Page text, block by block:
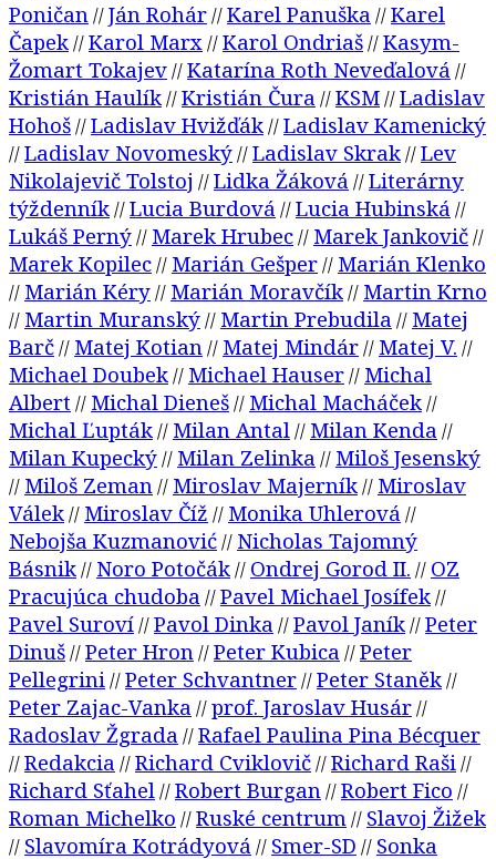
Poničan//Ján Rohár//Karel Panuška //Karel
Čapek//Karol Marx//Karol Ondriaš//Kasym-
Žomart Tokajev//Katarína Roth Neveďalová //
Kristián Haulík//Kristián Čura //KSM//Ladislav
Hohoš//Ladislav Hvižďák//Ladislav Kamenický
//Ladislav Novomeský//Ladislav Skrak//Lev
Nikolajevič Tolstoj //Lidka Žáková //Literárny
týždenník//Lucia Burdová //Lucia Hubinská //
Lukáš Perný// Marek Hrubec// Marek Jankovič//
Marek Kopilec// Marián Gešper// Marián Klenko
// Marián Kéry// Marián Moravčík// Martin Krno
// Martin Muranský// Martin Prebudila // Matej
Barč// Matej Kotian// Matej Mindár// Matej V. //
Michael Doubek// Michael Hauser// Michal
Albert// Michal Dieneš// Michal Macháček//
Michal Ľupták// Milan Antal// Milan Kenda //
Milan Kupecký// Milan Zelinka // Miloš Jesenský
// Miloš Zeman// Miroslav Majerník// Miroslav
Válek// Miroslav Číž // Monika Uhlerová //
Nebojša Kuzmanović// Nicholas Tajomný
Básnik// Noro Potočák// Ondrej Gorod II. // OZ
Pracujúca chudoba //Pavel Michael Josífek//
Pavel Suroví//Pavol Dinka //Pavol Janík//Peter
Dinuš//Peter Hron//Peter Kubica //Peter
Pellegrini//Peter Schvantner//Peter Staněk//
Peter Zajac-Vanka //prof. Jaroslav Husár//
Radoslav Žgrada //Rafael Paulina Pina Bécquer
//Redakcia //Richard Cviklovič//Richard Raši//
Richard Sťahel//Robert Burgan//Robert Fico //
Roman Michelko //Ruské centrum// Slavoj Žižek
// Slavomíra Kotrádyová // Smer-SD // Sonka